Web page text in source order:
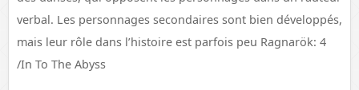
verbal. Les personnages secondaires sont bien développés,
mais leur rôle dans l’histoire est parfois peu Ragnarök: 4
/In To The Abyss